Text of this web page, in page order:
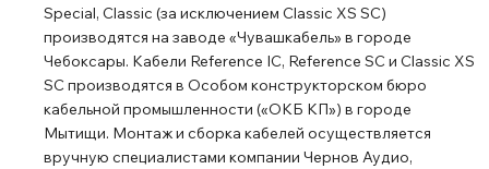
Special, Classic (за исключением Classic XS SC)
производятся на заводе «Чувашкабель» в городе
Чебоксары. Кабели Reference IC, Reference SC и Classic XS
SC производятся в Особом конструкторском бюро
кабельной промышленности («ОКБ КП») в городе
Мытищи. Монтаж и сборка кабелей осуществляется
вручную специалистами компании Чернов Аудио,